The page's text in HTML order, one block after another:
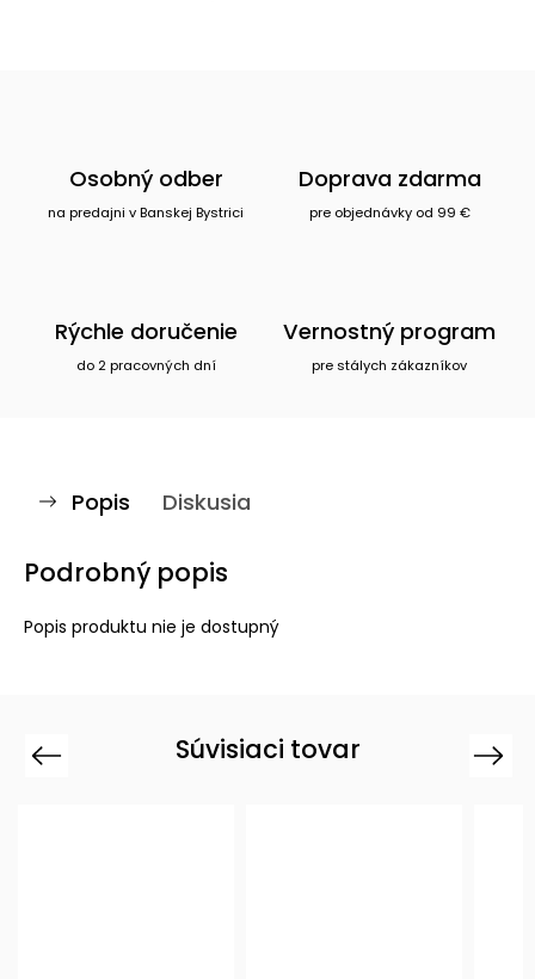
Osobný odber
na predajni v Banskej Bystrici
Doprava zdarma
pre objednávky od 99 €
Rýchle doručenie
do 2 pracovných dní
Vernostný program
pre stálych zákazníkov
Popis Diskusia
Podrobný popis
Popis produktu nie je dostupný
Súvisiaci tovar
Previous Next